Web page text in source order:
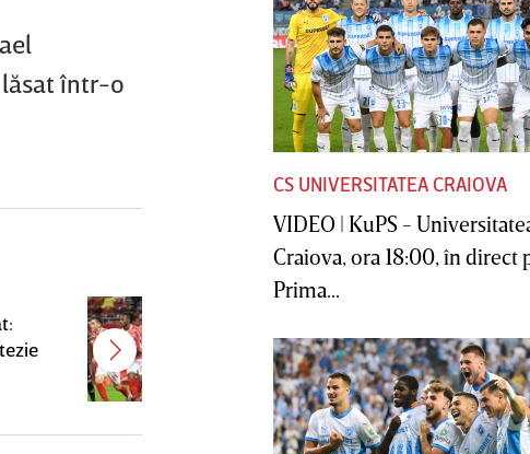
lăsat într-o
Gnahore, încă un titular de la
Dinamo ar putea semna cu FCSB:
"Cine ştie"
CS UNIVERSITATEA CRAIOVA
VIDEO | KuPS -
Craiova, ora 18:00, în direct
Prima...